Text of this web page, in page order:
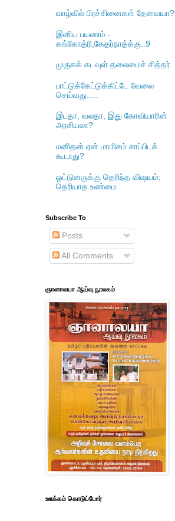
வாழ்வில் பிரச்சினைகள் தேவையா?
இனிய பயணம் -
கங்கோத்ரி,கேதர்நாத்க்கு..9
முருகக் கடவுள் தலைமைச் சித்தர்
பாட்டுக்கேட்டுக்கிட்டே வேலை
செய்வது.....
இடதா, வலதா, இது கோவியாரின்
அரசியலா?
மனிதன் ஏன் மாமிசம் சாப்பிடக்
கூடாது?
ஓட்டுனருக்கு தெரிந்த விஷயம்;
தெரியாத உண்மை
Subscribe To
Posts
All Comments
ஞானாலயா ஆய்வு நூலகம்
ஊக்கம் கொடுப்போர்